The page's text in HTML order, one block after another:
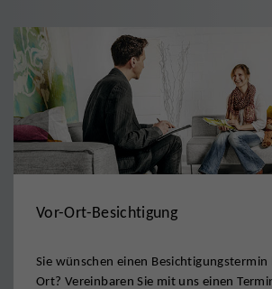
Vor-Ort-Besichtigung
Sie wünschen einen
Ort? Vereinbaren Sie mit uns einen